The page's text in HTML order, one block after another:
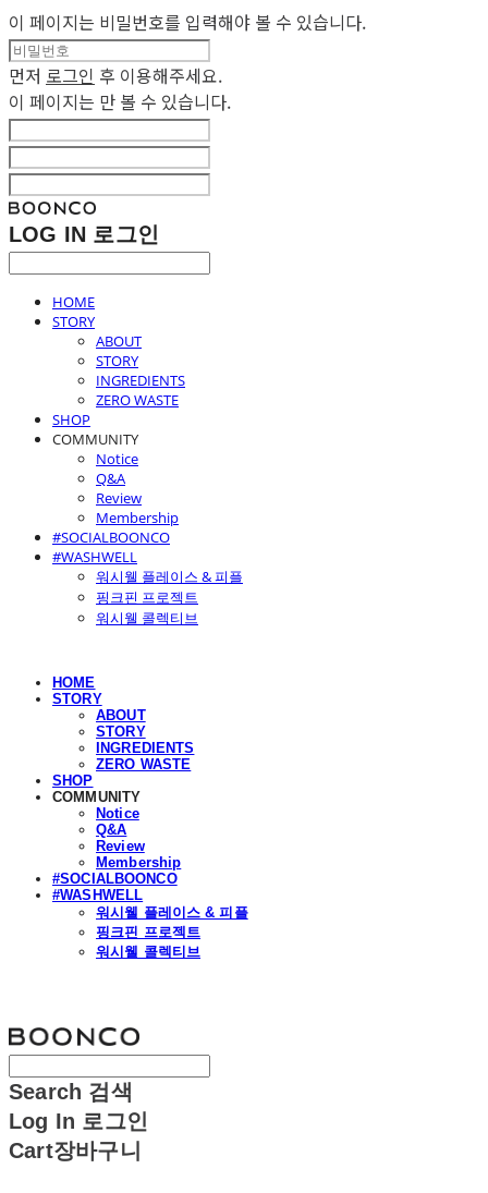
이 페이지는 비밀번호를 입력해야 볼 수 있습니다.
먼저 로그인 후 이용해주세요.
이 페이지는 만 볼 수 있습니다.
LOG IN 로그인
HOME
STORY
ABOUT
STORY
INGREDIENTS
ZERO WASTE
SHOP
COMMUNITY
Notice
Q&A
Review
Membership
#SOCIALBOONCO
#WASHWELL
워시웰 플레이스 & 피플
핑크핀 프로젝트
워시웰 콜렉티브
HOME
STORY
ABOUT
STORY
INGREDIENTS
ZERO WASTE
SHOP
COMMUNITY
Notice
Q&A
Review
Membership
#SOCIALBOONCO
#WASHWELL
워시웰 플레이스 & 피플
핑크핀 프로젝트
워시웰 콜렉티브
Search 검색
Log In 로그인
Cart장바구니